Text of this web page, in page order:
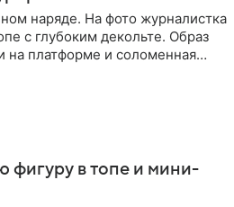
наряде. На фото журналистка
с глубоким декольте. Образ
на платформе и соломенная
фигуру в топе и мини-